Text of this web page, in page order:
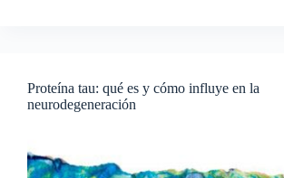
Proteína tau: qué es y cómo influye en la
neurodegeneración